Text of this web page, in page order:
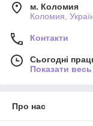
м. Коломия
Коломия,
Контакти
Сьогодні
Показати
Про нас